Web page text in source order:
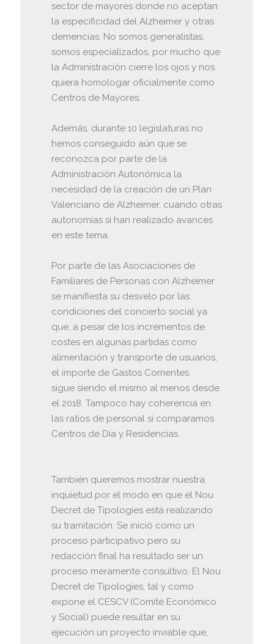
sector de mayores donde no aceptan
la especificidad del Alzheimer y otras
demencias. No somos generalistas,
somos especializados, por mucho que
la Administración cierre los ojos y nos
quiera homologar oficialmente como
Centros de Mayores.
Además, durante 10 legislaturas no
hemos conseguido aún que se
reconozca por parte de la
Administración Autonómica la
necesidad de la creación de un Plan
Valenciano de Alzheimer, cuando otras
autonomías si han realizado avances
en este tema.
Por parte de las Asociaciones de
Familiares de Personas con Alzheimer
se manifiesta su desvelo por las
condiciones del concierto social ya
que, a pesar de los incrementos de
costes en algunas partidas como
alimentación y transporte de usuarios,
el importe de Gastos Corrientes
sigue siendo el mismo al menos desde
el 2018. Tampoco hay coherencia en
las ratios de personal si comparamos
Centros de Día y Residencias.
También queremos mostrar nuestra
inquietud por el modo en que el Nou
Decret de Tipologíes está realizando
su tramitación. Se inició como un
proceso participativo pero su
redacción final ha resultado ser un
proceso meramente consultivo. El Nou
Decret de Tipologíes, tal y como
expone el CESCV (Comité Económico
y Social) puede resultar en su
ejecución un proyecto inviable que,